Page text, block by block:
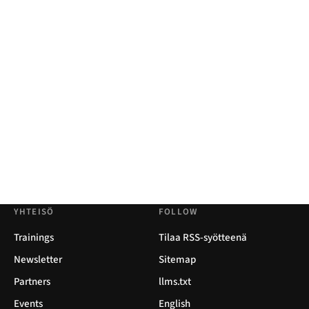
YHTEISÖ
Trainings
Newsletter
Partners
Events
FOLLOW
Tilaa RSS-syötteenä
Sitemap
llms.txt
English